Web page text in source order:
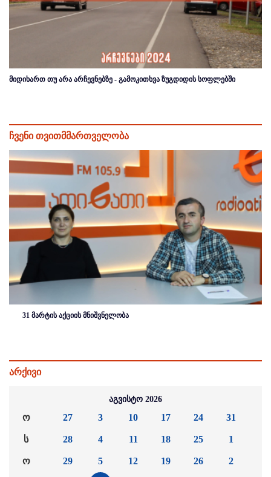
მიდიხართ თუ არა არჩევნებზე - გამოკითხვა ზუგდიდის სოფლებში
ჩვენი თვითმმართველობა
31 მარტის აქციის მნიშვნელობა
არქივი
აგვისტო 2026
ო
ს
ო
27
28
29
3
4
5
10
11
12
17
18
19
24
25
26
31
1
2